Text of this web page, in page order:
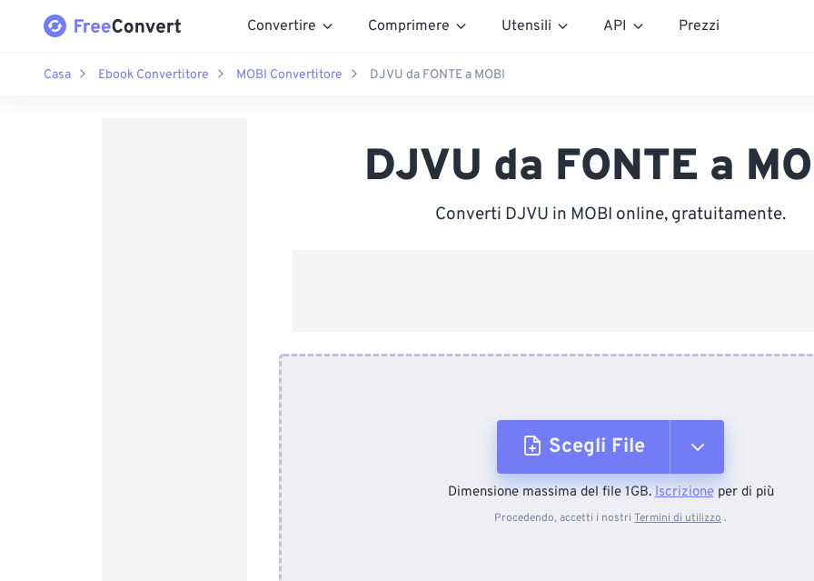
Convertire Comprimere Utensili API Prezzi
Casa Ebook Convertitore MOBI Convertitore DJVU da FONTE a MOBI
DJVU da FONTE a
Converti DJVU in MOBI online, gratuitamente.
Scegli File
Dal dispositivo
Dimensione massima del file 1GB.Iscrizioneper di più
Procedendo, accetti i nostri Termini di utilizzo .